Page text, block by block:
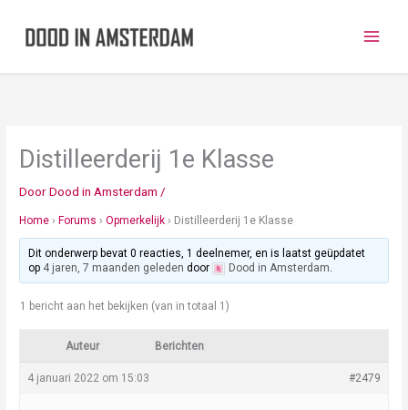
Distilleerderij 1e Klasse
DoorDood in Amsterdam /
Home › Forums › Opmerkelijk › Distilleerderij 1e Klasse
Dit onderwerp bevat 0 reacties, 1 deelnemer, en is laatst geüpdatet
op 4 jaren, 7 maanden geleden door Dood in Amsterdam.
1 bericht aan het bekijken (van in totaal 1)
Auteur Berichten
4 januari 2022 om 15:03 #2479